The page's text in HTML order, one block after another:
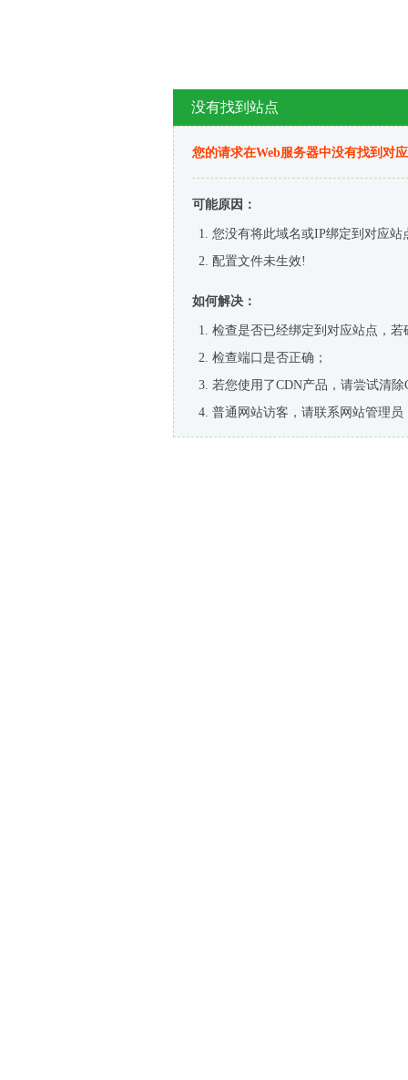
没有找到站点
您的请求在Web服务器中没有找到对
可能原因：
您没有将此域名或IP绑定到对应站
配置文件未生效!
如何解决：
检查是否已经绑定到对应站点，
检查端口是否正确；
若您使用了CDN产品，请尝试清除
普通网站访客，请联系网站管理员